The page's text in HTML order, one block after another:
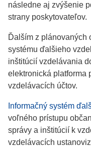
následne aj zvýšenie
strany poskytovateľov.
Ďalším z plánovaných
systému ďalšieho
inštitúcií vzdelávania
elektronická platforma
vzdelávacích účtov.
Informačný systém
voľného prístupu
správy a inštitúcií k
vzdelávacích